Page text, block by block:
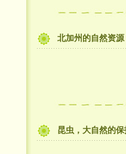
北加州的自然资源
昆虫，大自然的保